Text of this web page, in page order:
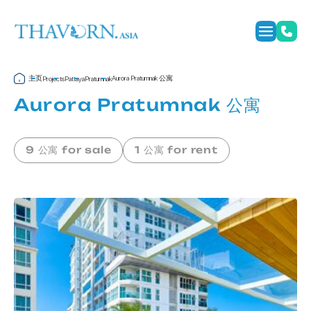
主页ProjectsPattayaPratumnakAurora Pratumnak 公寓
Aurora Pratumnak 公寓
9 公寓 for sale 1 公寓 for rent